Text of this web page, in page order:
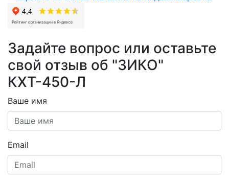
Задайте вопрос или оставьте
свой отзыв об "ЗИКО"
КХТ-450-Л
Ваше имя
Email